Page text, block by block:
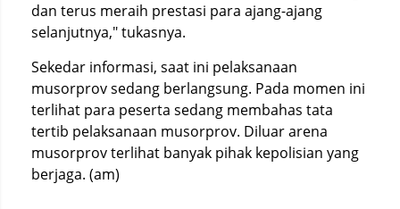
dan terus meraih prestasi para ajang-ajang
selanjutnya," tukasnya.
Sekedar informasi, saat ini pelaksanaan
musorprov sedang berlangsung. Pada momen ini
terlihat para peserta sedang membahas tata
tertib pelaksanaan musorprov. Diluar arena
musorprov terlihat banyak pihak kepolisian yang
berjaga. (am)